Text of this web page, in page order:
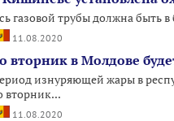
газовой трубы должна быть в
11.08.2020
вторник в Молдове
изнуряющей жары в
вторник...
11.08.2020